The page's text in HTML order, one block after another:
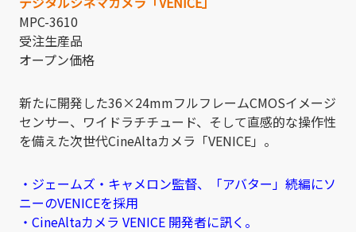
MPC-3610
受注生産品
オープン価格
新たに開発した36×24mmフルフレームCMOSイメージ
センサー、ワイドラチチュード、そして直感的な操作性
を備えた次世代CineAltaカメラ「VENICE」。
・ジェームズ・キャメロン監督、「アバター」続編にソ
ニーのVENICEを採用
・CineAltaカメラ VENICE 開発者に訊く。